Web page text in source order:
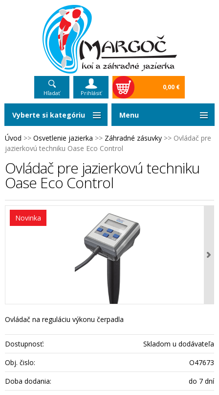
Hľadať Prihlásiť
0,00 €
Úvod >> Osvetlenie jazierka >> Záhradné zásuvky >> Ovládač pre
jazierkovú techniku Oase Eco Control
Ovládač pre jazierkovú techniku
Oase Eco Control
Novinka
Ovládač na reguláciu výkonu čerpadla
Dostupnosť:
Skladom u dodávateľa
Obj. čislo:
O47673
Doba dodania:
do 7 dní
Vyberte si kategóriu Menu